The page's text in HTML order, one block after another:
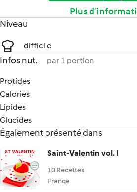
Plus
Niveau
difficile
Infos nut. par 1 portion
Protides
Calories
Lipides
Glucides
Également présenté dans
Saint-Valentin vol. I
10 Recettes
France